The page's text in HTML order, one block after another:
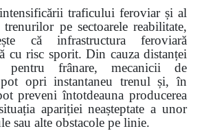
traficului feroviar și al
pe sectoarele reabilitate,
că infrastructura feroviară
cu risc sporit. Din cauza distanței
pentru frânare, mecanicii de
opri instantaneu trenul și, în
preveni întotdeauna producerea
apariției neașteptate a unor
sau alte obstacole pe linie.